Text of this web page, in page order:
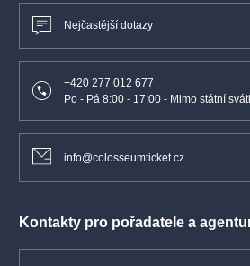
Podporujeme mladé talenty, sbory i
nejrůznějších místech v České republice.
Nejčastější dotazy
+420 277 012 677
Po - Pá 8:00 - 17:00 - Mimo státní
info@colosseumticket.cz
Kontakty pro pořadatele a